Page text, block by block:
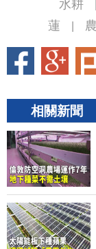
水耕
蓮
相關新聞